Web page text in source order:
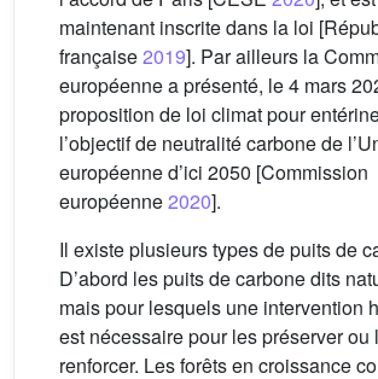
maintenant inscrite dans la loi
française2019]. Par ailleurs la
européenne a présenté, le 4 mars
proposition de loi climat pour
l’objectif de neutralité carbone de
européenne d’ici 2050 [Commission
européenne2020].
Il existe plusieurs types de puits de
D’abord les puits de carbone dits
mais pour lesquels une intervention
est nécessaire pour les préserver ou
renforcer. Les forêts en croissance